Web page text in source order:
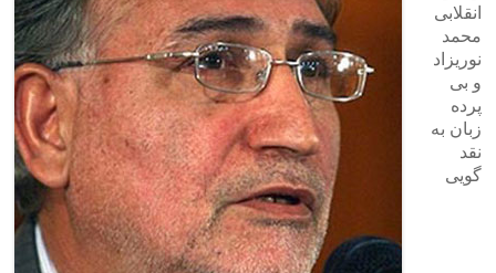
انقلابی
محمد
نوریزاد
و بی
پرده
زبان به
نقد
گویی